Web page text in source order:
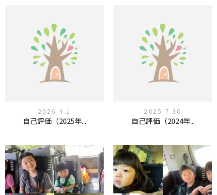
2026.4.1
自己評価（2025年...
2025.7.30
自己評価（2024年...